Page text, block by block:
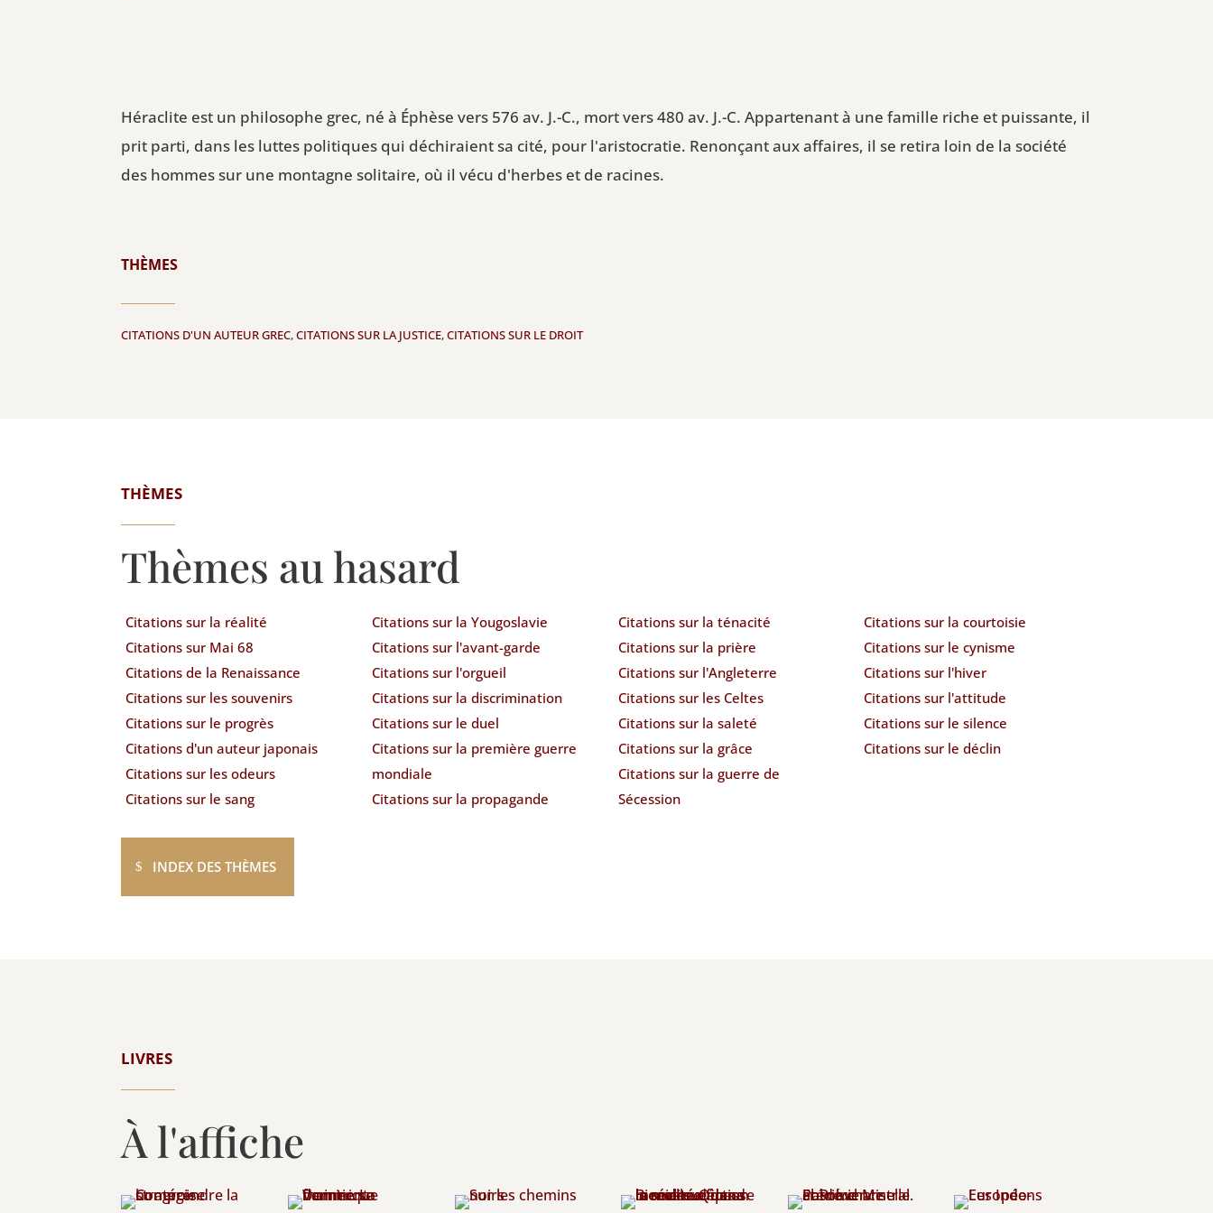
Héraclite est un philosophe grec, né à Éphèse vers 576 av. J.-C., mort vers 480 av. J.-C. Appartenant à une famille riche et puissante, il
prit parti, dans les luttes politiques qui déchiraient sa cité, pour l'aristocratie. Renonçant aux affaires, il se retira loin de la société
des hommes sur une montagne solitaire, où il vécu d'herbes et de racines.
THÈMES
CITATIONS D'UN AUTEUR GREC,CITATIONS SUR LA JUSTICE,CITATIONS SUR LE DROIT
THÈMES
Thèmes au hasard
Citations sur la réalité
Citations sur Mai 68
Citations de la Renaissance
Citations sur les souvenirs
Citations sur le progrès
Citations d'un auteur japonais
Citations sur les odeurs
Citations sur le sang
Citations sur la Yougoslavie
Citations sur l'avant-garde
Citations sur l'orgueil
Citations sur la discrimination
Citations sur le duel
Citations sur la première guerre
mondiale
Citations sur la propagande
Citations sur la ténacité
Citations sur la prière
Citations sur l'Angleterre
Citations sur les Celtes
Citations sur la saleté
Citations sur la grâce
Citations sur la guerre de
Sécession
Citations sur la courtoisie
Citations sur le cynisme
Citations sur l'hiver
Citations sur l'attitude
Citations sur le silence
Citations sur le déclin
INDEX DES THÈMES
LIVRES
À l'affiche